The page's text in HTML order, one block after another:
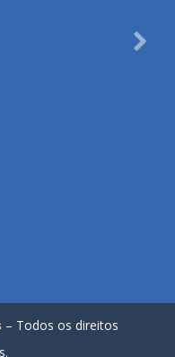

– Todos os direitos